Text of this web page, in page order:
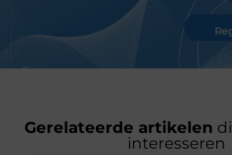
Gerelateerde artikelen
interesseren